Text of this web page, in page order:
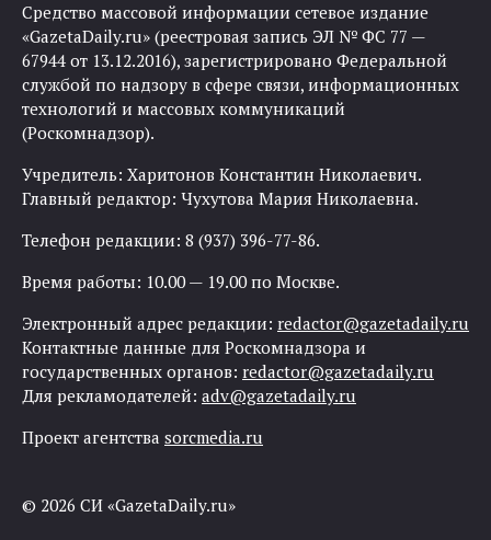
Средство массовой информации сетевое издание
«GazetaDaily.ru» (реестровая запись ЭЛ № ФС 77 —
67944 от 13.12.2016), зарегистрировано Федеральной
службой по надзору в сфере связи, информационных
технологий и массовых коммуникаций
(Роскомнадзор).
Учредитель: Харитонов Константин Николаевич.
Главный редактор: Чухутова Мария Николаевна.
Телефон редакции: 8 (937) 396-77-86.
Время работы: 10.00 — 19.00 по Москве.
Электронный адрес редакции: redactor@gazetadaily.ru
Контактные данные для Роскомнадзора и
государственных органов: redactor@gazetadaily.ru
Для рекламодателей: adv@gazetadaily.ru
Проект агентства sorcmedia.ru
© 2026 СИ «GazetaDaily.ru»